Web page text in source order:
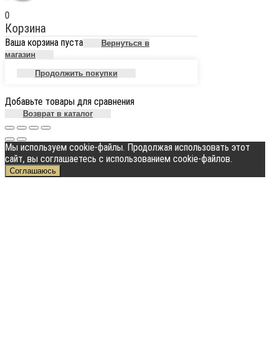
0
Корзина
Ваша корзина пуста
Вернуться в
магазин
Продолжить покупки
Добавьте товары для сравнения
Возврат в каталог
Мы используем cookie-файлы. Продолжая использовать этот
сайт, вы соглашаетесь с использованием cookie-файлов.
Соглашаюсь